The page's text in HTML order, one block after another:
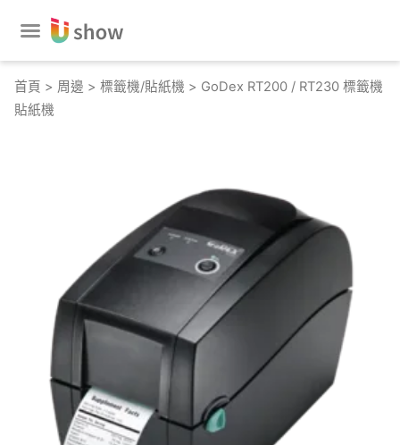
主
首頁 > 周邊 > 標籤機/貼紙機 > GoDex RT200 / RT230 標籤機
貼紙機